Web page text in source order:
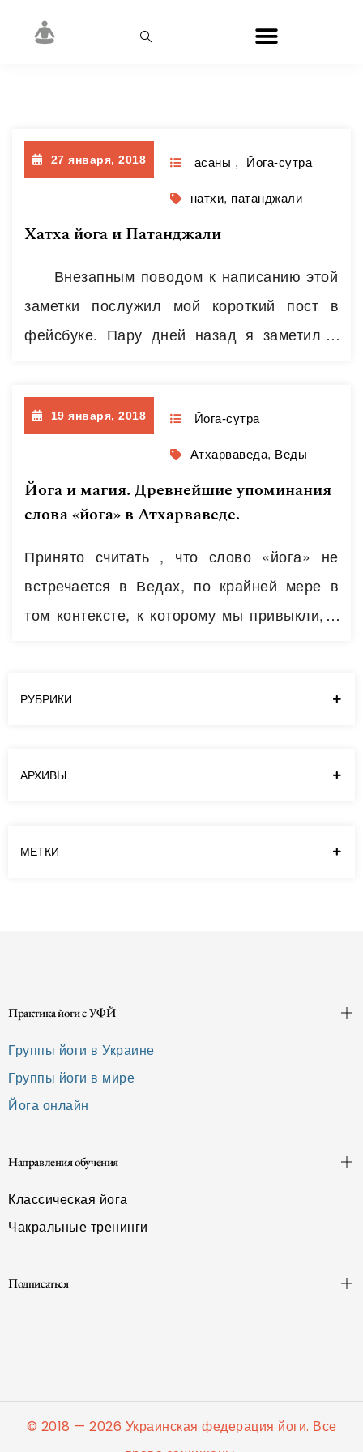
27 января, 2018 асаны , Йога-сутра
натхи, патанджали
Хатха йога и Патанджали
Внезапным поводом к написанию этой
заметки послужил мой короткий пост в
фейсбуке. Пару дней назад я заметил в
Патанджали» и не мог не обратить
внимание йога сообщества на
некорректность такого высказывания.
Хатха-йога начала упоминаться в период
натхов, то есть, лет через 600-800 после
Читать далее
19 января, 2018 Йога-сутра
Атхарваведа, Веды
Йога и магия. Древнейшие упоминания
слова «йога» в Атхарваведе.
Принято считать , что слово «йога» не
встречается в Ведах, по крайней мере в
том контексте, к которому мы привыкли, а
совсем так. Сразу скажу, что слова «йога»
РУБРИКИ
АРХИВЫ
МЕТКИ
Практика йоги с УФЙ
Группы йоги в Украине
Группы йоги в мире
Йога онлайн
Направления обучения
Классическая йога
Чакральные тренинги
Подписаться
© 2018 — 2026 Украинская федерация йоги. Все